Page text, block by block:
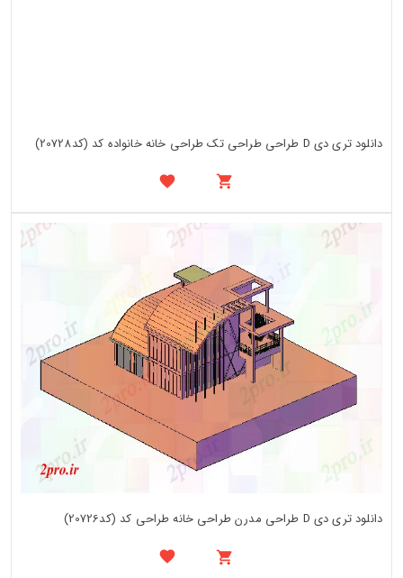
دانلود تری دی D طراحی طراحی تک طراحی خانه خانواده کد (کد20728)
دانلود تری دی D طراحی مدرن طراحی خانه طراحی کد (کد20726)